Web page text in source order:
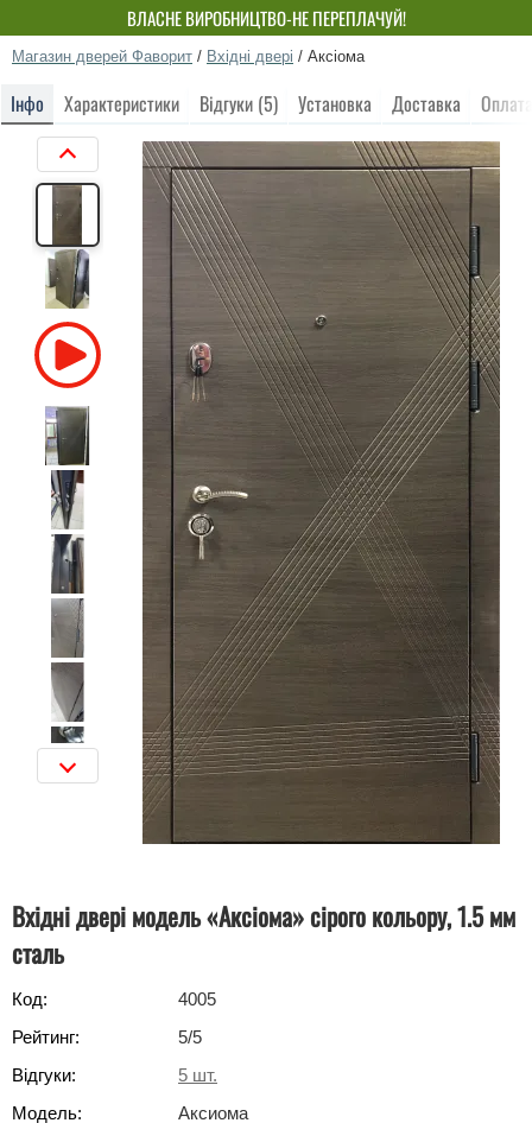
ВЛАСНЕ ВИРОБНИЦТВО-НЕ ПЕРЕПЛАЧУЙ!
Магазин дверей Фаворит / Вхідні двері / Аксіома
Інфо Характеристики Відгуки (5) Установка Доставка Оплата
Вхідні двері модель «Аксіома» сірого кольору, 1.5 мм
сталь
Код:
4005
Рейтинг:
5/5
Відгуки:
5 шт.
Модель:
Аксиома